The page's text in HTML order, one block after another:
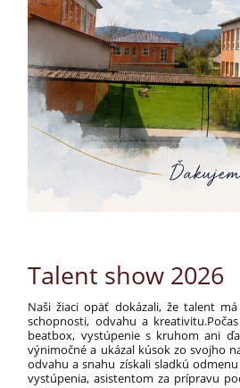
Talent show 2026
Naši žiaci opäť dokázali, že talent
schopnosti, odvahu a
beatbox, vystúpenie s kruhom ani
výnimočné a ukázal kúsok zo svojho
odvahu a snahu získali sladkú
vystúpenia, asistentom za prípravu